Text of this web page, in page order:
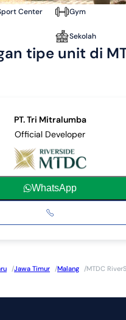
Center Gym
Sekolah
tipe unit di
PT. Tri Mitralumba
Official Developer
WhatsApp
/Jawa Timur /Malang /MTDC